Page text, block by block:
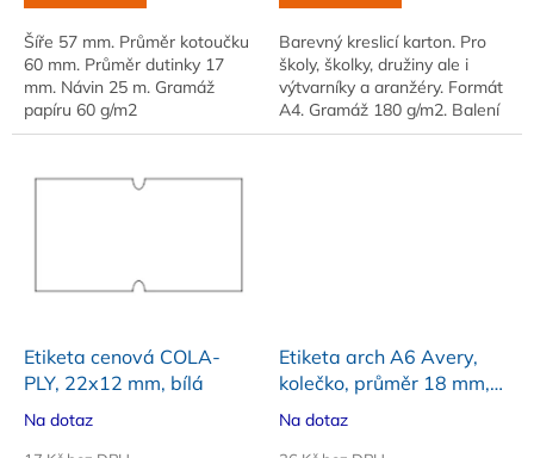
Šíře 57 mm. Průměr kotoučku
60 mm. Průměr dutinky 17
mm. Návin 25 m. Gramáž
papíru 60 g/m2
Barevný kreslicí karton. Pro
školy, školky, družiny ale i
výtvarníky a aranžéry. Formát
A4. Gramáž 180 g/m2. Balení
50 ks. Barva oranžová
Etiketa cenová COLA-
PLY, 22x12 mm, bílá
Na dotaz
Etiketa arch A6 Avery,
kolečko, průměr 18 mm,
žlutá, 96 ks
Na dotaz